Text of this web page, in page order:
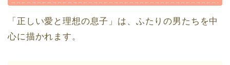
「正しい愛と理想の息子」は、ふたりの男たちを中
心に描かれます。